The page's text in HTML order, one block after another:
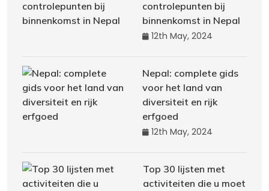
controlepunten bij
binnenkomst in Nepal
12th May, 2024
Nepal: complete gids
voor het land van
diversiteit en rijk
erfgoed
12th May, 2024
Top 30 lijsten met
activiteiten die u moet